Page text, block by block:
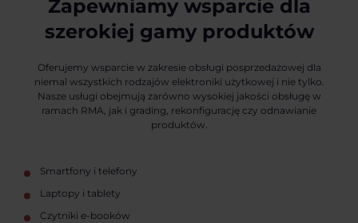
Zapewniamy wsparcie dla
szerokiej gamy produktów
Oferujemy wsparcie w zakresie obsługi posprzedażowej dla
niemal wszystkich rodzajów elektroniki użytkowej i nie tylko.
Nasze usługi obejmują zarówno wysokiej jakości obsługę w
ramach RMA, jak i grading, rekonfigurację czy odnawianie
produktów.
Smartfony i telefony
Laptopy i tablety
Czytniki e-booków